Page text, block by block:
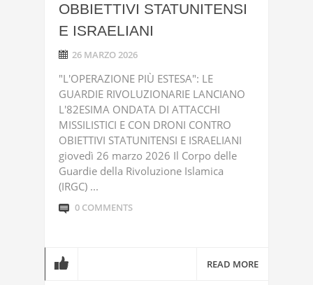
OBBIETTIVI STATUNITENSI
E ISRAELIANI
26 MARZO 2026
"L'OPERAZIONE PIÙ ESTESA": LE
GUARDIE RIVOLUZIONARIE LANCIANO
L'82ESIMA ONDATA DI ATTACCHI
MISSILISTICI E CON DRONI CONTRO
OBIETTIVI STATUNITENSI E ISRAELIANI
giovedì 26 marzo 2026 Il Corpo delle
Guardie della Rivoluzione Islamica
(IRGC) ...
0 COMMENTS
READ MORE